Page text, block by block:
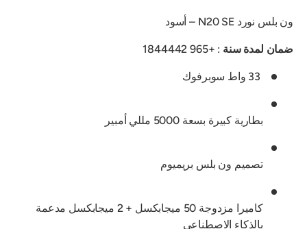
ون بلس نورد N20 SE – أسود
ضمان لمدة سنة : +965 1844442
بطارية كبيرة بسعة 5000 مللي أمبير
تصميم ون بلس بريميوم
كاميرا مزدوجة 50 ميجابكسل + 2 ميجابكسل مدعمة
بالذكاء الاصطناعي